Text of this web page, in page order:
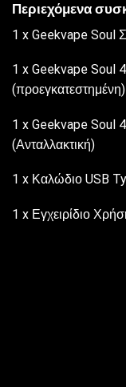
Περιεχόμενα
1 x Geekvape Soul
1 x Geekvape Soul
(προεγκατεστημένη)
1 x Geekvape Soul
(Ανταλλακτική)
1 x Καλώδιο USB
1 x Εγχειρίδιο